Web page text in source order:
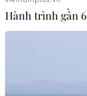
TIN CÙNG
Hành trình gần